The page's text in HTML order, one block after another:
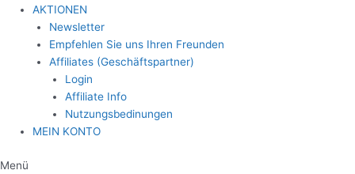
AKTIONEN
Newsletter
Empfehlen Sie uns Ihren Freunden
Affiliates (Geschäftspartner)
Login
Affiliate Info
Nutzungsbedinungen
MEIN KONTO
Menü